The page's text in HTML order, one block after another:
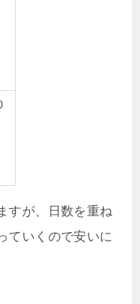
すが、日数を重ね
ていくので安いに